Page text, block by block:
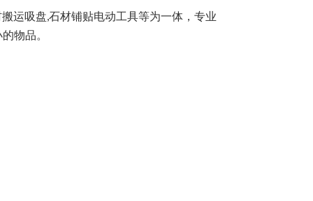
运吸盘,石材铺贴电动工具等为一体，专业
物品。